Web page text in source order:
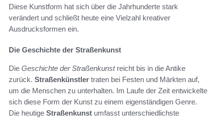
Diese Kunstform hat sich über die Jahrhunderte stark
verändert und schließt heute eine Vielzahl kreativer
Ausdrucksformen ein.
Die Geschichte der Straßenkunst
Die Geschichte der Straßenkunstreicht bis in die Antike
zurück. Straßenkünstler traten bei Festen und Märkten auf,
um die Menschen zu unterhalten. Im Laufe der Zeit entwickelte
sich diese Form der Kunst zu einem eigenständigen Genre.
Die heutige Straßenkunst umfasst unterschiedlichste